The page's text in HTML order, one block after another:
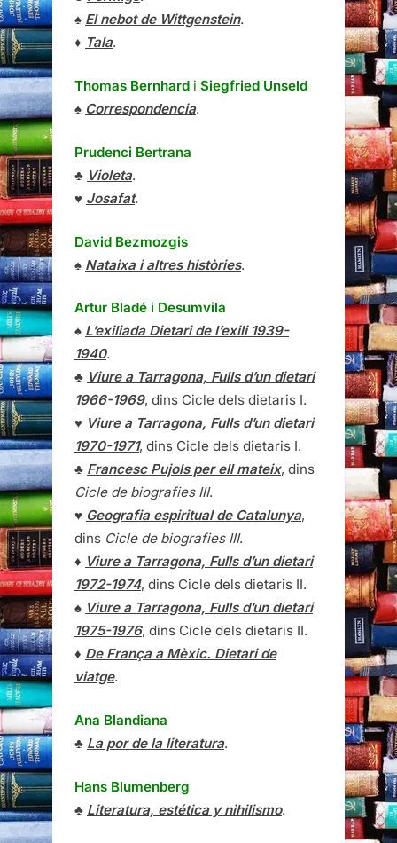
♠ El nebot de Wittgenstein.
♦ Tala.
Thomas Bernhard i Siegfried Unseld
♠ Correspondencia.
Prudenci Bertrana
♣ Violeta.
♥ Josafat.
David Bezmozgis
♠ Nataixa i altres històries.
Artur Bladé i Desumvila
♠ L’exiliada Dietari de l’exili 1939-
1940.
♣ Viure a Tarragona, Fulls d’un dietari
1966-1969, dins Cicle dels dietaris I.
♥ Viure a Tarragona, Fulls d’un dietari
1970-1971, dins Cicle dels dietaris I.
♣ Francesc Pujols per ell mateix, dins
Cicle de biografies III.
♥ Geografia espiritual de Catalunya,
dins Cicle de biografies III.
♦ Viure a Tarragona, Fulls d’un dietari
1972-1974, dins Cicle dels dietaris II.
♠ Viure a Tarragona, Fulls d’un dietari
1975-1976, dins Cicle dels dietaris II.
♦ De França a Mèxic. Dietari de
viatge.
Ana Blandiana
♣ La por de la literatura.
Hans Blumenberg
♣ Literatura, estética y nihilismo.